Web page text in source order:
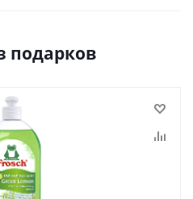
подарков